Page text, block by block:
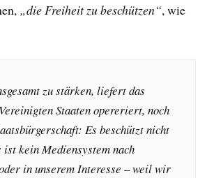
„die Freiheit zu beschützen“, wie
zu stärken, liefert das
Staaten opereriert, noch
Es beschützt nicht
kein Mediensystem nach
in unserem Interesse – weil wir